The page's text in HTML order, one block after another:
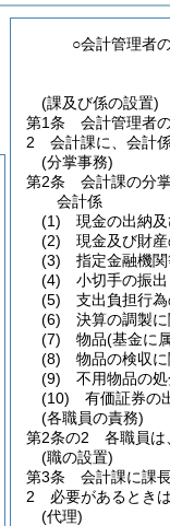
○会計管理者
(課及び係の設置)
第1条
会計管理者
2
会計課に、会計
(分掌事務)
第2条
会計課の分
会計係
(1) 現金の出納及
(2) 現金及び財産
(3) 指定金融機関
(4) 小切手の振出
(5) 支出負担行為
(6) 決算の調製に
(7) 物品(基金に
(8) 物品の検収に
(9) 不用物品の処
(10) 有価証券の
(各職員の責務)
第2条の2
各職員は
(職の設置)
第3条
会計課に課
2
必要があるとき
(代理)